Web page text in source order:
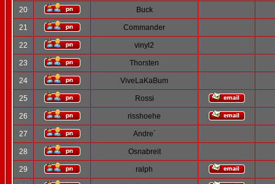
20 Buck
21 Commander
22 vinyl2
23 Thorsten
24 ViveLaKaBum
25 Rossi
26 risshoehe
27 Andre´
28 Osnabreit
29 ralph